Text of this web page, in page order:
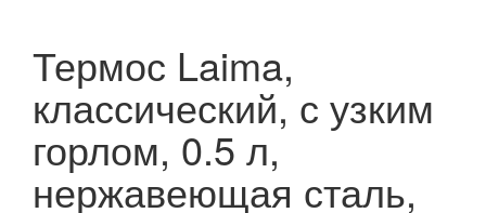
Термос Laima,
классический, с узким
горлом, 0.5 л,
нержавеющая сталь,